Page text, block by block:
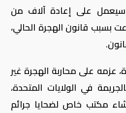
على إعادة آلاف من
بسبب قانون الهجرة الحالي،
عزمه على محاربة الهجرة غير
في الولايات المتحدة،
مكتب خاص لضحايا جرائم